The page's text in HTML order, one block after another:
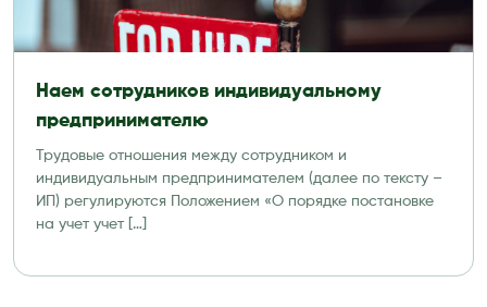
Наем сотрудников индивидуальному
предпринимателю
Трудовые отношения между сотрудником и
индивидуальным предпринимателем (далее по тексту –
ИП) регулируются Положением «О порядке постановке
на учет учет […]